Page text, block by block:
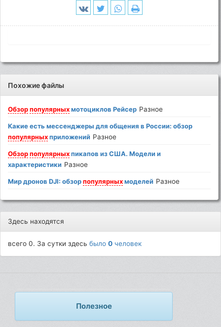
Похожие файлы
Обзор популярныхмотоциклов Рейсер Разное
Какие есть мессенджеры для общения в России: обзор
популярныхприложений Разное
Обзор популярныхпикапов из США. Модели и
характеристики Разное
Мир дронов DJI: обзорпопулярныхмоделей Разное
Здесь находятся
всего 0. За сутки здесьбыло0 человек
Полезное